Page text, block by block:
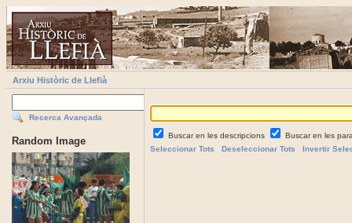
Arxiu Històric de Llefià
Recerca Avançada
Random Image Buscar en les descripcions
Buscar en les
Seleccionar Tots
Deseleccionar Tots Invertir